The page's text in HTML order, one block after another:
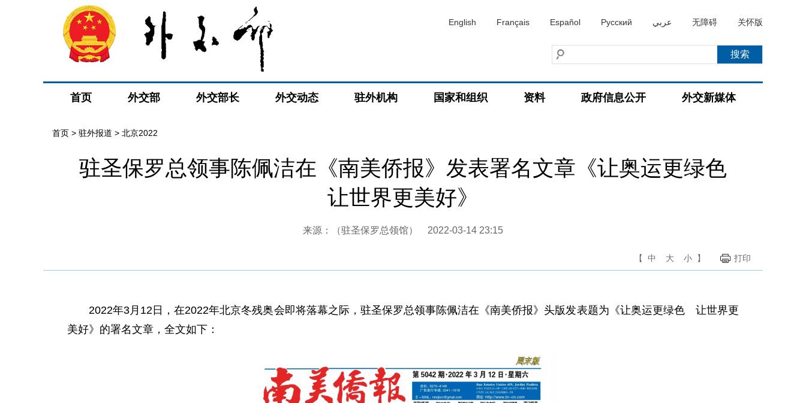
English Français Español Русский عربي 无障碍 关怀版
首页 外交部 外交部长 外交动态 驻外机构 国家和组织 资料 政府信息公开 外交新媒体
首页 > 驻外报道 > 北京2022
驻圣保罗总领事陈佩洁在《南美侨报》发表署名文章《让奥运更绿色
让世界更美好》
来源：（驻圣保罗总领馆） 2022-03-14 23:15
【 中 大 小 】 打印
2022年3月12日，在2022年北京冬残奥会即将落幕之际，驻圣保罗总领事陈佩洁在《南美侨报》头版发表题为《让奥运更绿色 让世界更
美好》的署名文章，全文如下：